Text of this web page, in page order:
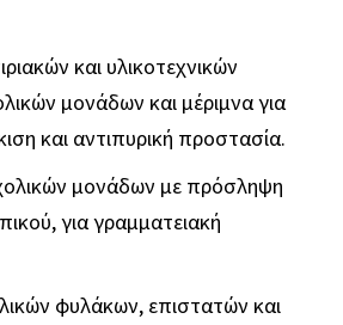
και υλικοτεχνικών
μονάδων και μέριμνα για
και αντιπυρική προστασία.
μονάδων με πρόσληψη
για γραμματειακή
φυλάκων, επιστατών και